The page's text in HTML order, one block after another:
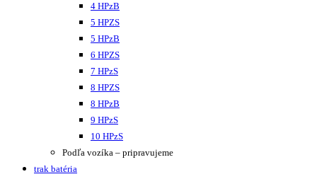
4 HPzB
5 HPZS
5 HPzB
6 HPZS
7 HPzS
8 HPZS
8 HPzB
9 HPzS
10 HPzS
Podľa vozíka – pripravujeme
trak batéria